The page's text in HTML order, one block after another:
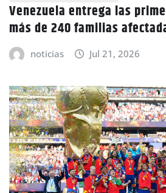
Venezuela entrega las
más de 240 familias
noticias Jul 21, 2026